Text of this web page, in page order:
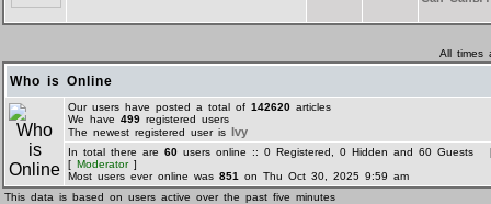
All times
Who is Online
Our users have posted a total of 142620 articles
We have 499 registered users
The newest registered user is Ivy
In total there are 60 users online :: 0 Registered, 0 Hidden and 60
[ Moderator]
Most users ever online was 851
on Thu Oct 30, 2025 9:59 am
This data is based on users active over the past five minutes